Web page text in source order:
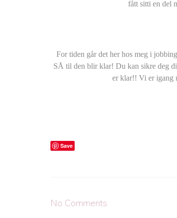
fått sitti en del
For tiden går det her hos meg i
SÅ til den blir klar! Du kan sikre deg
er klar!! Vi er igang
Save
No Comments